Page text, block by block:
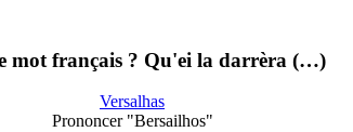
mot français ? Qu'ei la darrèra (…)
Versalhas
Prononcer "Bersailhos"